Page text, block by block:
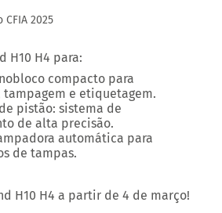
2025
H10 H4 para:
compacto para
tampagem e etiquetagem.
pistão: sistema de
de alta precisão.
automática para
de tampas.
H10 H4 a partir de 4 de março!